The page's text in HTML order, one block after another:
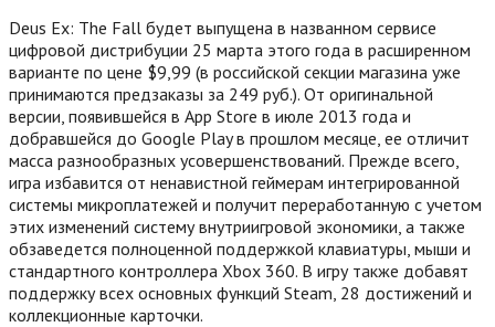
Deus Ex: The Fall будет выпущена в названном сервисе
цифровой дистрибуции 25 марта этого года в расширенном
варианте по цене $9,99 (в российской секции магазина уже
принимаются предзаказы за 249 руб.). От оригинальной
версии, появившейся в App Store в июле 2013 года и
добравшейся до Google Play в прошлом месяце, ее отличит
масса разнообразных усовершенствований. Прежде всего,
игра избавится от ненавистной геймерам интегрированной
системы микроплатежей и получит переработанную с учетом
этих изменений систему внутриигровой экономики, а также
обзаведется полноценной поддержкой клавиатуры, мыши и
стандартного контроллера Xbox 360. В игру также добавят
поддержку всех основных функций Steam, 28 достижений и
коллекционные карточки.